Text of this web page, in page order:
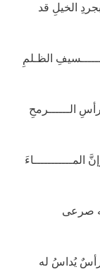
الخيلِ قد
الظـلمِ
الــــــرمحِ
صرعى
يُداسُ له